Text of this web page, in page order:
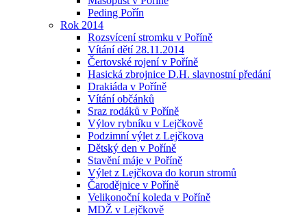
Peding Pořín
Rok 2014
Rozsvícení stromku v Poříně
Vítání dětí 28.11.2014
Čertovské rojení v Poříně
Hasická zbrojnice D.H. slavnostní předání
Drakiáda v Poříně
Vítání občánků
Sraz rodáků v Poříně
Výlov rybníku v Lejčkově
Podzimní výlet z Lejčkova
Dětský den v Poříně
Stavění máje v Poříně
Výlet z Lejčkova do korun stromů
Čarodějnice v Poříně
Velikonoční koleda v Poříně
MDŽ v Lejčkově